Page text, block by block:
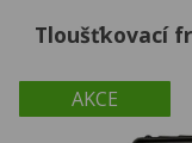
AKCE
Tloušťkovací